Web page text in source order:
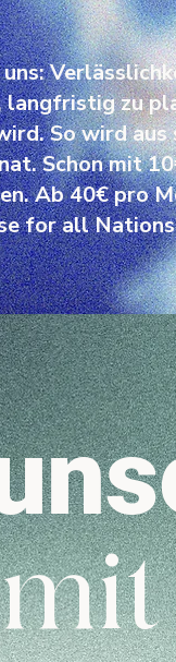
langfristig zu
So wird
Schon mit
Ab 40€ pro
for all
mit